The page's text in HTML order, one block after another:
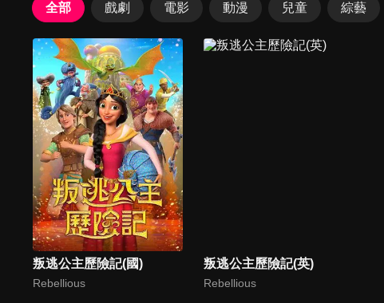
全部 戲劇 電影 動漫 兒童 綜藝
叛逃公主歷險記(國)
Rebellious
叛逃公主歷險記(英)
Rebellious